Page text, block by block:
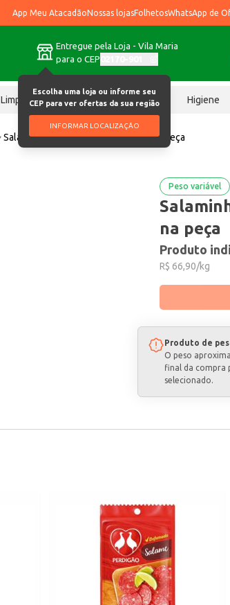
App Meu AtacadãoNossas lojasFolhetosWhatsApp de
Entregue pela Loja - Vila Maria
para o CEP
Escolha uma loja ou informe seu
CEP para ver ofertas da sua região
INFORMAR LOCALIZAÇÃO
Limpeza Chocolates Higiene
Salaminho Frimesa Preço por quilo na peça
Peso variável
na peça
Produto
R$ 66,90/kg
Produto de
O peso
final da compra
selecionado.